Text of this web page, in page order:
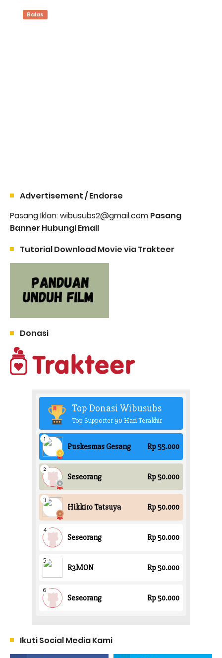
Balas
Advertisement / Endorse
Pasang Iklan: wibusubs2@gmail.com Pasang
Banner Hubungi Email
Tutorial Download Movie via Trakteer
Donasi
Ikuti Social Media Kami